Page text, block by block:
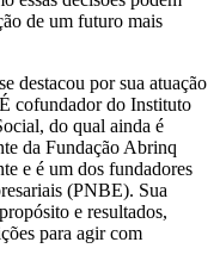
de um futuro mais
destacou por sua atuação
cofundador do Instituto
do qual ainda é
da Fundação Abrinq
e é um dos fundadores
(PNBE). Sua
e resultados,
para agir com